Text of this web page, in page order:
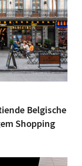
Belgische
Shopping